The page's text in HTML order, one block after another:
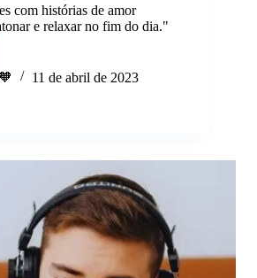
com histórias de amor
e relaxar no fim do dia."
11 de abril de 2023